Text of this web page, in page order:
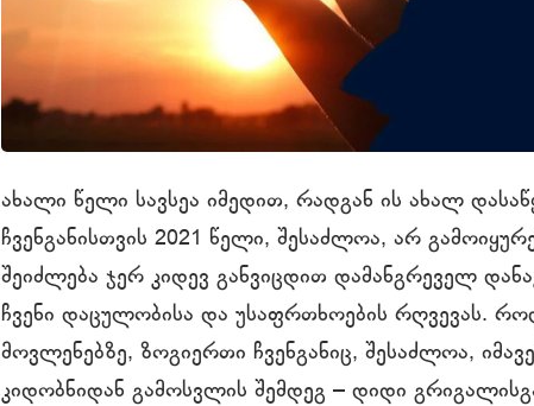
ახალი წელი სავსეა იმედით, რადგან ის ახალ
ჩვენგანისთვის 2021 წელი, შესაძლოა, არ
შეიძლება ჯერ კიდევ განვიცდით დამანგრეველ
ჩვენი დაცულობისა და უსაფრთხოების რღვევას.
მოვლენებზე, ზოგიერთი ჩვენგანიც, შესაძლოა,
კიდობნიდან გამოსვლის შემდეგ – დიდი